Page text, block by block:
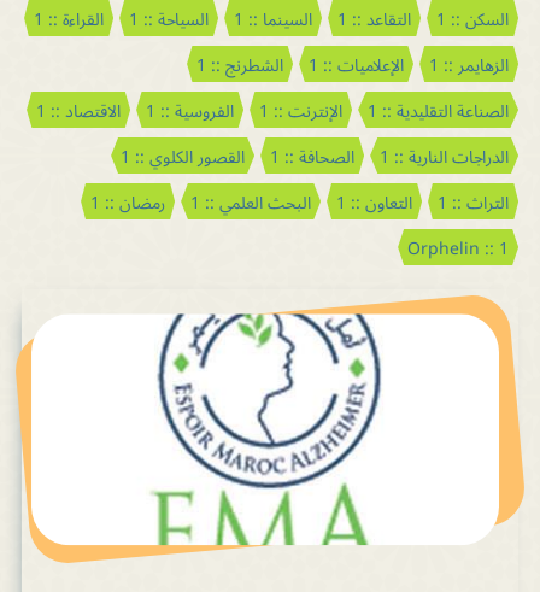
السكن :: 1
التقاعد :: 1 السينما :: 1 السياحة :: 1
القراءة :: 1
الزهايمر :: 1
الإعلاميات :: 1
الشطرنج :: 1
الصناعة التقليدية :: 1
الإنترنت :: 1 الفروسية :: 1
الاقتصاد :: 1
الدراجات النارية :: 1
الصحافة :: 1
القصور الكلوي :: 1
التراث :: 1
التعاون :: 1 البحث العلمي :: 1
رمضان :: 1
Orphelin :: 1